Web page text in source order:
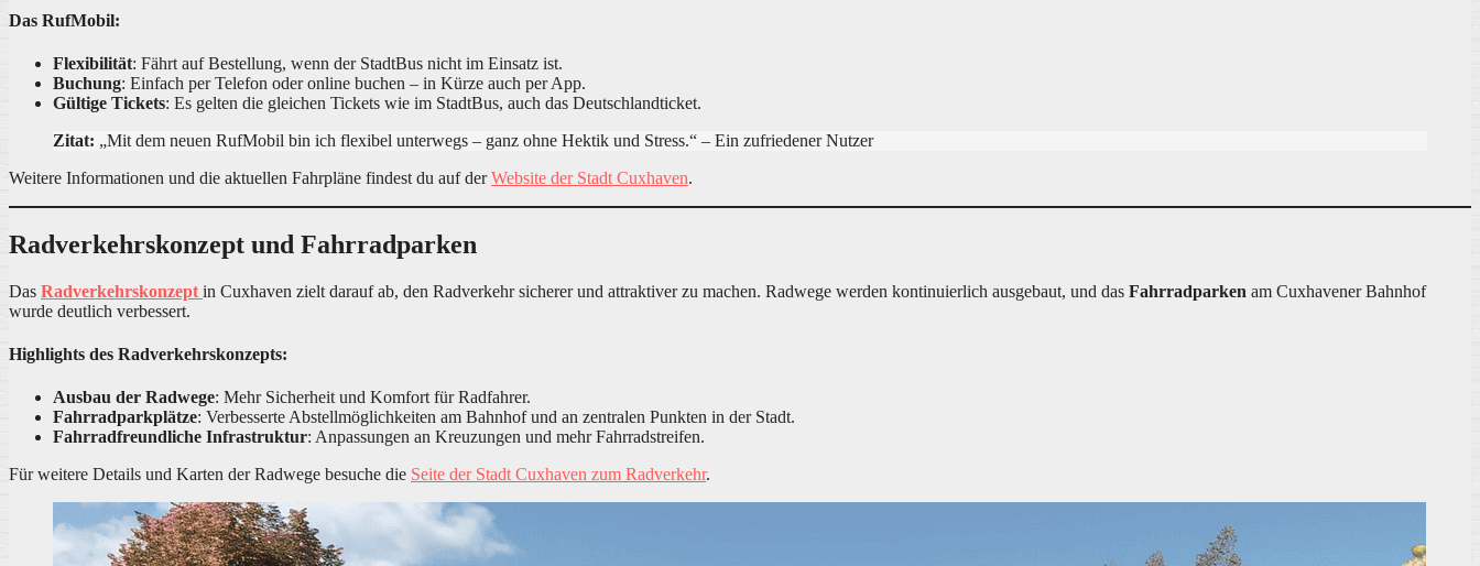
Das RufMobil:
Flexibilität: Fährt auf Bestellung, wenn der StadtBus nicht im Einsatz ist.
Buchung: Einfach per Telefon oder online buchen – in Kürze auch per App.
Gültige Tickets: Es gelten die gleichen Tickets wie im StadtBus, auch das Deutschlandticket.
Zitat: „Mit dem neuen RufMobil bin ich flexibel unterwegs – ganz ohne Hektik und Stress.“ – Ein zufriedener Nutzer
Weitere Informationen und die aktuellen Fahrpläne findest du auf derWebsite der Stadt Cuxhaven.
Radverkehrskonzept und Fahrradparken
Das Radverkehrskonzept in Cuxhaven zielt darauf ab, den Radverkehr sicherer und attraktiver zu machen. Radwege werden kontinuierlich ausgebaut, und das Fahrradparken am Cuxhavener Bahnhof
wurde deutlich verbessert.
Highlights des Radverkehrskonzepts:
Ausbau der Radwege: Mehr Sicherheit und Komfort für Radfahrer.
Fahrradparkplätze: Verbesserte Abstellmöglichkeiten am Bahnhof und an zentralen Punkten in der Stadt.
Fahrradfreundliche Infrastruktur: Anpassungen an Kreuzungen und mehr Fahrradstreifen.
Für weitere Details und Karten der Radwege besuche die Seite der Stadt Cuxhaven zum Radverkehr.